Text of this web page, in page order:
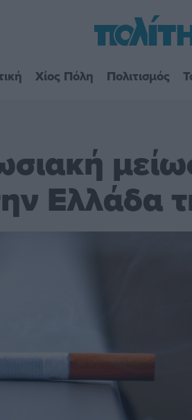
Χίος Πόλη Πολιτισμός
Ελλάδα